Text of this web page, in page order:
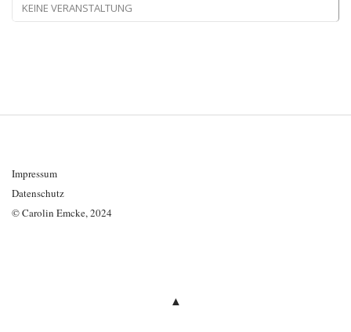
KEINE VERANSTALTUNG
Impressum
Datenschutz
© Carolin Emcke, 2024